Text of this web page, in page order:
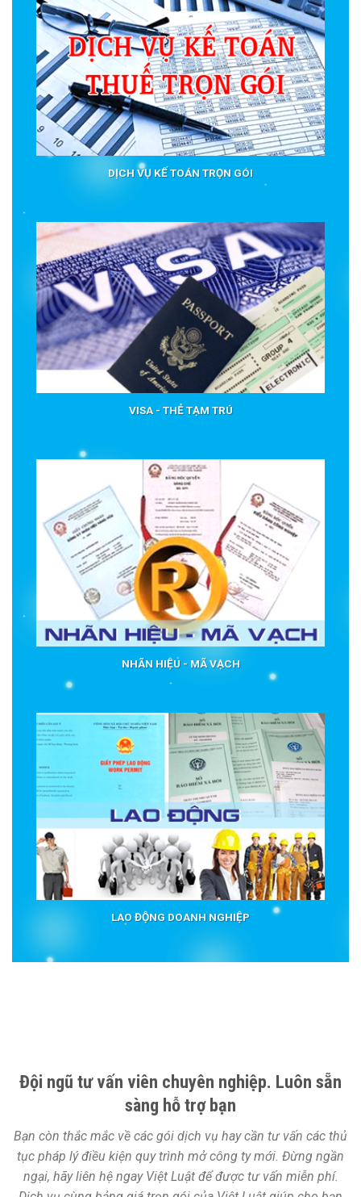
DỊCH VỤ KẾ TOÁN TRỌN GÓI
VISA - THẺ TẠM TRÚ
NHÃN HIỆU - MÃ VẠCH
LAO ĐỘNG DOANH NGHIỆP
Đội ngũ tư vấn viên chuyên nghiệp. Luôn sẵn
sàng hỗ trợ bạn
Bạn còn thắc mắc về các gói dịch vụ hay cần tư vấn các thủ
tục pháp lý điều kiện quy trình mở công ty mới. Đừng ngần
ngại, hãy liên hệ ngay Việt Luật để được tư vấn miễn phí.